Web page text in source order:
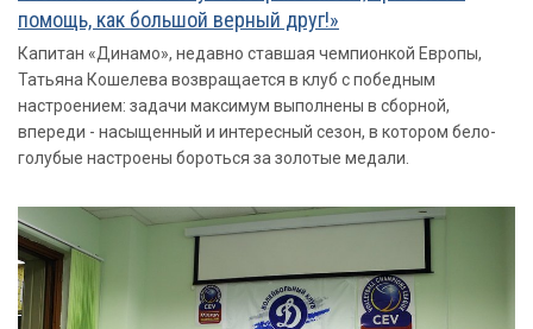
помощь, как большой верный друг!»
Капитан «Динамо», недавно ставшая чемпионкой Европы,
Татьяна Кошелева возвращается в клуб с победным
настроением: задачи максимум выполнены в сборной,
впереди - насыщенный и интересный сезон, в котором бело-
голубые настроены бороться за золотые медали.